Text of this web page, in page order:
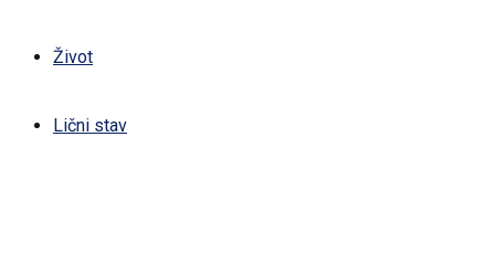
Život
Lični stav